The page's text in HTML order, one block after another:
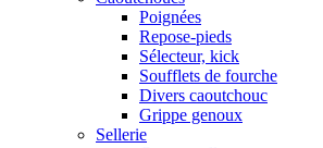
Poignées
Repose-pieds
Sélecteur, kick
Soufflets de fourche
Divers caoutchouc
Grippe genoux
Sellerie